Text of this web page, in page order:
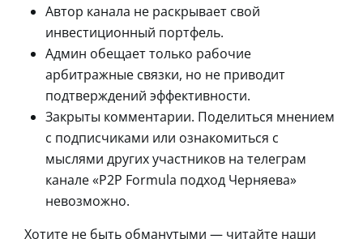
Автор канала не раскрывает свой
инвестиционный портфель.
Админ обещает только рабочие
арбитражные связки, но не приводит
подтверждений эффективности.
Закрыты комментарии. Поделиться мнением
с подписчиками или ознакомиться с
мыслями других участников на телеграм
канале «P2P Formula подход Черняева»
невозможно.
Хотите не быть обманутыми — читайте наши